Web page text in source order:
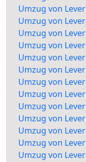
Umzug von
Umzug von
Umzug von
Umzug von
Umzug von
Umzug von
Umzug von
Umzug von
Umzug von
Umzug von
Umzug von
Umzug von
Umzug von